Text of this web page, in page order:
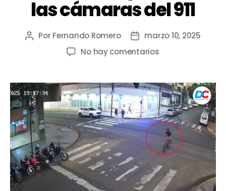
las cámaras del 911
Por Fernando Romero
marzo 10, 2025
No hay comentarios